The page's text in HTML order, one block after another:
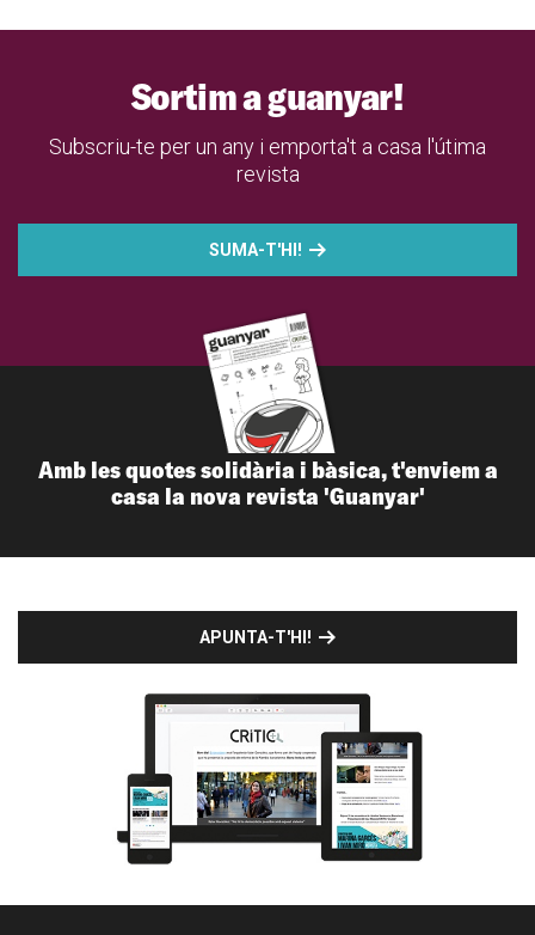
Sortim a guanyar!
Subscriu-te per un any i emporta't a casa l'útima
revista
SUMA-T'HI!
Amb les quotes solidària i bàsica, t'enviem a
casa la nova revista 'Guanyar'
APUNTA-T'HI!